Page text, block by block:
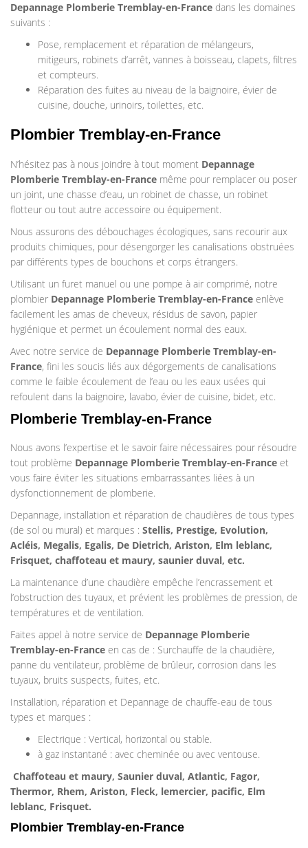
Depannage Plomberie Tremblay-en-France dans les domaines
suivants :
Pose, remplacement et réparation de mélangeurs,
mitigeurs, robinets d’arrêt, vannes à boisseau, clapets, filtres
et compteurs.
Réparation des fuites au niveau de la baignoire, évier de
cuisine, douche, urinoirs, toilettes, etc.
Plombier Tremblay-en-France
N’hésitez pas à nous joindre à tout moment Depannage
Plomberie Tremblay-en-France même pour remplacer ou poser
un joint, une chasse d’eau, un robinet de chasse, un robinet
flotteur ou tout autre accessoire ou équipement.
Nous assurons des débouchages écologiques, sans recourir aux
produits chimiques, pour désengorger les canalisations obstruées
par différents types de bouchons et corps étrangers.
Utilisant un furet manuel ou une pompe à air comprimé, notre
plombier Depannage Plomberie Tremblay-en-France enlève
facilement les amas de cheveux, résidus de savon, papier
hygiénique et permet un écoulement normal des eaux.
Avec notre service de Depannage Plomberie Tremblay-en-
France, fini les soucis liés aux dégorgements de canalisations
comme le faible écoulement de l’eau ou les eaux usées qui
refoulent dans la baignoire, lavabo, évier de cuisine, bidet, etc.
Plomberie Tremblay-en-France
Nous avons l’expertise et le savoir faire nécessaires pour résoudre
tout problème Depannage Plomberie Tremblay-en-France et
vous faire éviter les situations embarrassantes liées à un
dysfonctionnement de plomberie.
Depannage, installation et réparation de chaudières de tous types
(de sol ou mural) et marques : Stellis, Prestige, Evolution,
Acléis, Megalis, Egalis, De Dietrich, Ariston, Elm leblanc,
Frisquet, chaffoteau et maury, saunier duval, etc.
La maintenance d’une chaudière empêche l’encrassement et
l’obstruction des tuyaux, et prévient les problèmes de pression, de
températures et de ventilation.
Faites appel à notre service de Depannage Plomberie
Tremblay-en-France en cas de : Surchauffe de la chaudière,
panne du ventilateur, problème de brûleur, corrosion dans les
tuyaux, bruits suspects, fuites, etc.
Installation, réparation et Depannage de chauffe-eau de tous
types et marques :
Electrique : Vertical, horizontal ou stable.
à gaz instantané : avec cheminée ou avec ventouse.
Chaffoteau et maury, Saunier duval, Atlantic, Fagor,
Thermor, Rhem, Ariston, Fleck, lemercier, pacific, Elm
leblanc, Frisquet.
Plombier Tremblay-en-France